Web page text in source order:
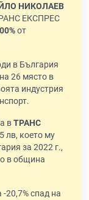
НИКОЛАЕВ
ЕКСПРЕС
от
в България
26 място в
индустрия
вТРАНС
лв, което му
за 2022 г.,
в община
-20,7% спад на